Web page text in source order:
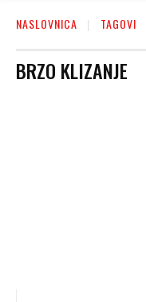
NASLOVNICA TAGOVI
BRZO KLIZANJE